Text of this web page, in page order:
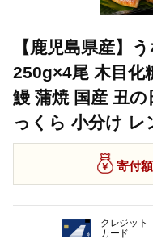
【鹿児島県産】
250g×4尾 木目化
鰻 蒲焼 国産 丑
っくら 小分け レ
寄付額
クレジット
カード